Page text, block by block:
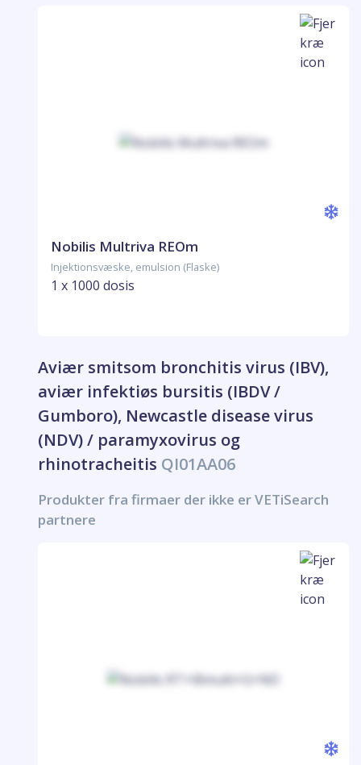
Nobilis Multriva REOm
Injektionsvæske, emulsion (Flaske)
1 x 1000 dosis
Aviær smitsom bronchitis virus (IBV),
aviær infektiøs bursitis (IBDV /
Gumboro), Newcastle disease virus
(NDV) / paramyxovirus og
rhinotracheitis QI01AA06
Produkter fra firmaer der ikke er VETiSearch
partnere